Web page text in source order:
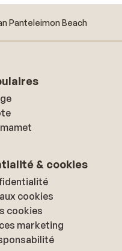
Panteleimon Beach
& cookies
cookies
cookies
marketing